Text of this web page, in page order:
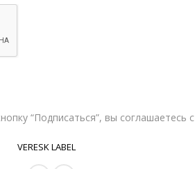
VERESK LABEL
“Подписаться”, вы соглашаетесь с